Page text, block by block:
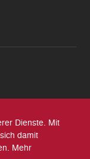
Dienste. Mit
damit
Mehr